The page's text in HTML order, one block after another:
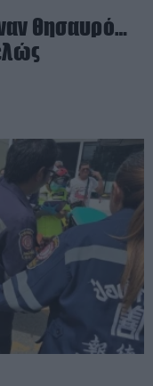
θησαυρό…